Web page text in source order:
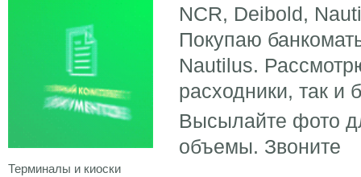
NCR, Deibold,
Покупаю
Nautilus.
расходники, так и
Высылайте фото
объемы. Звоните
Терминалы и киоски